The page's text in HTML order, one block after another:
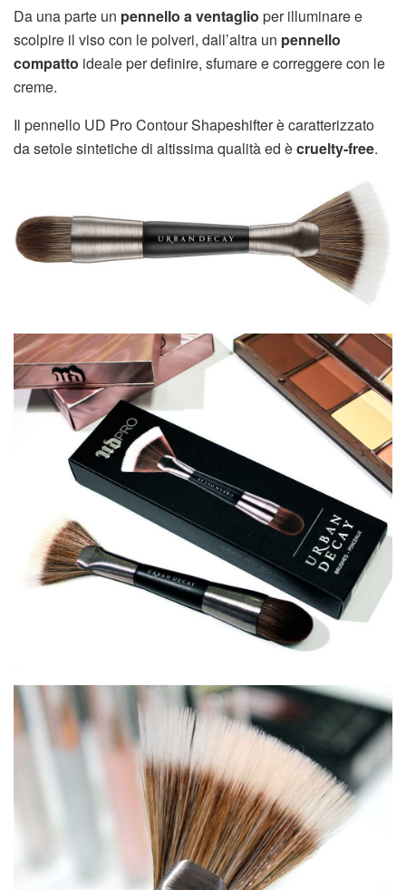
Da una parte un pennello a ventaglio per illuminare e
scolpire il viso con le polveri, dall’altra un pennello
compatto ideale per definire, sfumare e correggere con le
creme.
Il pennello UD Pro Contour Shapeshifter è caratterizzato
da setole sintetiche di altissima qualità ed ècruelty-free.